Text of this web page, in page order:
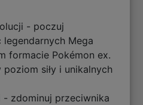
- poczuj
Mega
formacie Pokémon ex.
poziom siły i unikalnych
zdominuj przeciwnika